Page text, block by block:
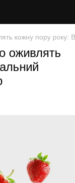
кожну пору
оживлять